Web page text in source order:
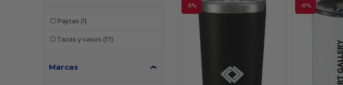
Pajitas (1)
Tazas y vasos (17)
Marcas
-5% -0%